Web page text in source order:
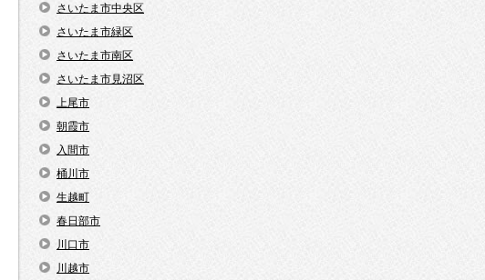
さいたま市中央区
さいたま市緑区
さいたま市南区
さいたま市見沼区
上尾市
朝霞市
入間市
桶川市
生越町
春日部市
川口市
川越市